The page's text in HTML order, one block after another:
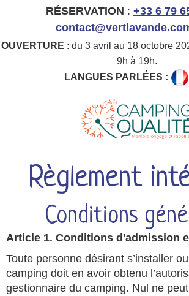
RÉSERVATION : +33 6 79
OUVERTURE : du 3 avril au 18 octobre
9h à 19h.
LANGUES PARLÉES :
Règlement
Conditions
Article 1. Conditions d'admission
Toute personne désirant s’installer
camping doit en avoir obtenu
gestionnaire du camping. Nul ne